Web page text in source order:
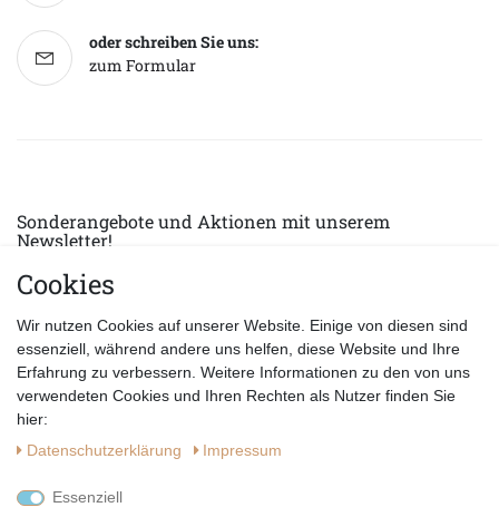
oder schreiben Sie uns:
zum Formular
Sonderangebote und Aktionen mit unserem
Newsletter!
E-MAIL *
Datenschutzerklärung
Cookies
Wir nutzen Cookies auf unserer Website. Einige von diesen sind
essenziell, während andere uns helfen, diese Website und Ihre
Erfahrung zu verbessern. Weitere Informationen zu den von uns
verwendeten Cookies und Ihren Rechten als Nutzer finden Sie
hier:
Daten­schutz­erklärung
Impressum
Essenziell